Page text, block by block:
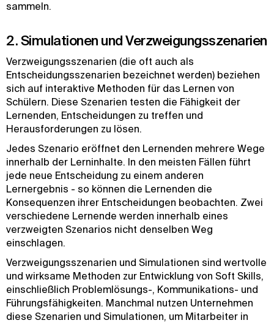
sammeln.
2. Simulationen und Verzweigungsszenarien
Verzweigungsszenarien (die oft auch als
Entscheidungsszenarien bezeichnet werden) beziehen
sich auf interaktive Methoden für das Lernen von
Schülern. Diese Szenarien testen die Fähigkeit der
Lernenden, Entscheidungen zu treffen und
Herausforderungen zu lösen.
Jedes Szenario eröffnet den Lernenden mehrere Wege
innerhalb der Lerninhalte. In den meisten Fällen führt
jede neue Entscheidung zu einem anderen
Lernergebnis - so können die Lernenden die
Konsequenzen ihrer Entscheidungen beobachten. Zwei
verschiedene Lernende werden innerhalb eines
verzweigten Szenarios nicht denselben Weg
einschlagen.
Verzweigungsszenarien und Simulationen sind wertvolle
und wirksame Methoden zur Entwicklung von Soft Skills,
einschließlich Problemlösungs-, Kommunikations- und
Führungsfähigkeiten. Manchmal nutzen Unternehmen
diese Szenarien und Simulationen, um Mitarbeiter in